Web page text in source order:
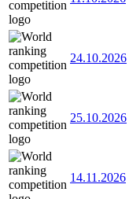
24.10.2026
25.10.2026
14.11.2026